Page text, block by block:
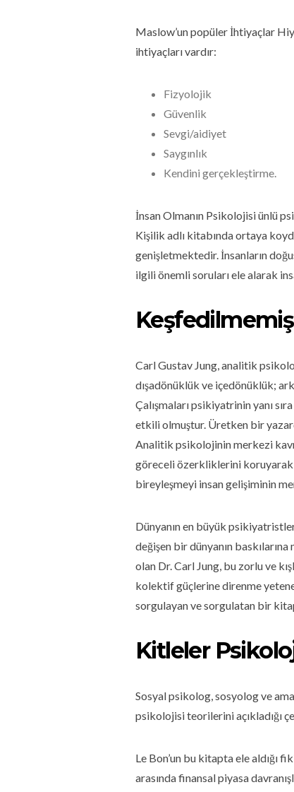
Maslow’un popüler İhtiyaçlar
ihtiyaçları vardır:
Fizyolojik
Güvenlik
Sevgi/aidiyet
Saygınlık
Kendini gerçekleştirme.
İnsan Olmanın Psikolojisi ünlü
Kişilik adlı kitabında ortaya
genişletmektedir. İnsanların
ilgili önemli soruları ele alarak
Carl Gustav Jung, analitik
dışadönüklük ve içedönüklük;
Çalışmaları psikiyatrinin yanı
etkili olmuştur. Üretken bir
Analitik psikolojinin merkezi
göreceli özerkliklerini
bireyleşmeyi insan gelişiminin
Dünyanın en büyük
değişen bir dünyanın
olan Dr. Carl Jung, bu zorlu ve
kolektif güçlerine direnme
sorgulayan ve sorgulatan bir
Kitleler
Sosyal psikolog, sosyolog ve
psikolojisi teorilerini açıkladığı
Le Bon’un bu kitapta ele aldığı
arasında finansal piyasa